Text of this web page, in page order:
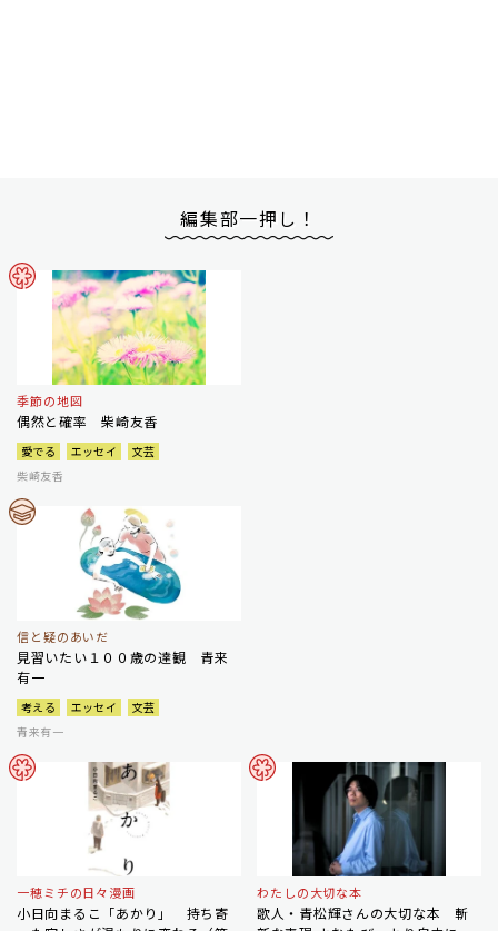
編集部一押し！
季節の地図
偶然と確率 柴崎友香
愛でる エッセイ
文芸
柴崎友香
信と疑のあいだ
見習いたい１００歳の達観 青来
有一
考える エッセイ
文芸
青来有一
一穂ミチの日々漫画
小日向まるこ「あかり」 持ち寄
わたしの大切な本
歌人・青松輝さんの大切な本 斬